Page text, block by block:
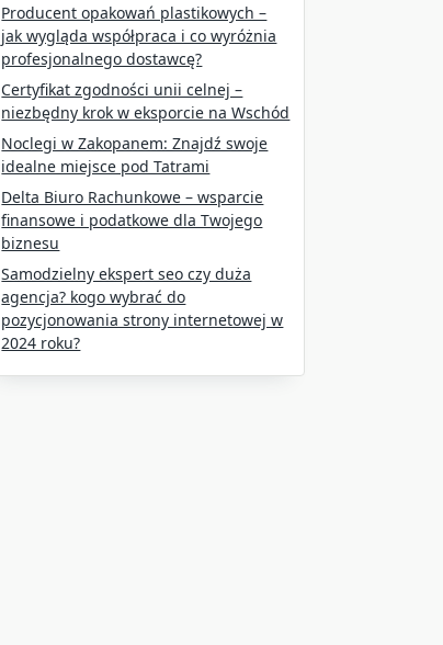
Producent opakowań plastikowych –
jak wygląda współpraca i co wyróżnia
profesjonalnego dostawcę?
Certyfikat zgodności unii celnej –
niezbędny krok w eksporcie na Wschód
Noclegi w Zakopanem: Znajdź swoje
idealne miejsce pod Tatrami
Delta Biuro Rachunkowe – wsparcie
finansowe i podatkowe dla Twojego
biznesu
Samodzielny ekspert seo czy duża
agencja? kogo wybrać do
pozycjonowania strony internetowej w
2024 roku?